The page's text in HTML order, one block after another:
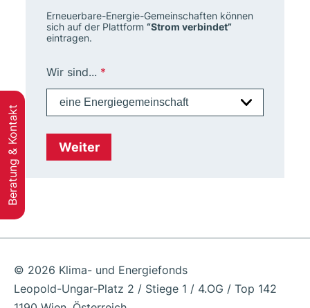
Beratung & Kontakt
Erneuerbare-Energie-Gemeinschaften können
sich auf der Plattform “Strom verbindet”
eintragen.
Wir sind... *
Weiter
© 2026 Klima- und Energiefonds
Leopold-Ungar-Platz 2 / Stiege 1 / 4.OG / Top 142